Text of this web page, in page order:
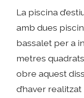
La piscina
amb dues
bassalet per a
metres
obre aquest
d’haver